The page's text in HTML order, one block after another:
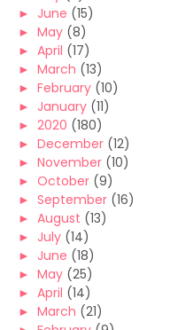
► June (15)
► May (8)
► April (17)
► March (13)
► February (10)
► January (11)
► 2020 (180)
► December (12)
► November (10)
► October (9)
► September (16)
► August (13)
► July (14)
► June (18)
► May (25)
► April (14)
► March (21)